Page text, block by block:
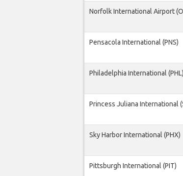
Norfolk International Airport
Pensacola International (PNS)
Philadelphia International (PHL)
Princess Juliana International
Sky Harbor International (PHX)
Pittsburgh International (PIT)